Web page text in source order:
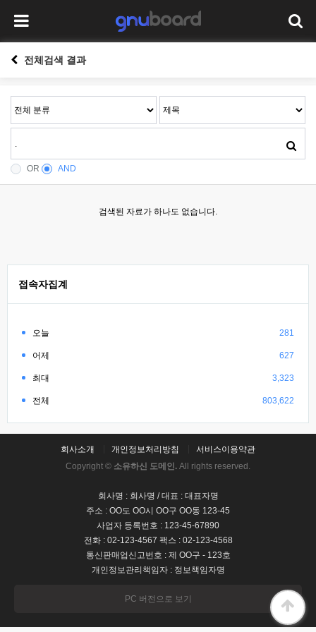
전체검색 결과
OR AND
검색된 자료가 하나도 없습니다.
접속자집계
오늘 281
어제 627
최대 3,323
전체 803,622
회사소개 개인정보처리방침
서비스이용약관
Copyright © 소유하신 도메인. All rights reserved.
회사명 : 회사명 / 대표 : 대표자명
주소 : OO도 OO시 OO구 OO동 123-45
사업자 등록번호 : 123-45-67890
전화 : 02-123-4567 팩스 : 02-123-4568
통신판매업신고번호 : 제 OO구 - 123호
개인정보관리책임자 : 정보책임자명
PC 버전으로 보기